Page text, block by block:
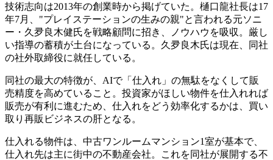
技術志向は2013年の創業時から掲げていた。樋口龍社長は17
年7月、"プレイステーションの生みの親"と言われる元ソニ
ー・久夛良木健氏を戦略顧問に招き、ノウハウを吸収。厳し
い指導の蓄積が土台になっている。久夛良木氏は現在、同社
の社外取締役に就任している。
同社の最大の特徴が、AIで「仕入れ」の無駄をなくして販
売精度を高めていること。投資家がほしい物件を仕入れれば
販売が有利に進むため、仕入れをどう効率化するかは、買い
取り再販ビジネスの肝となる。
仕入れる物件は、中古ワンルームマンション1室が基本で、
仕入れ先は主に街中の不動産会社。これを同社が展開する不